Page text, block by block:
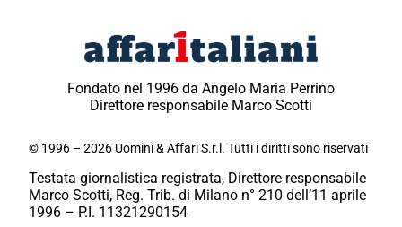
Fondato nel 1996 da Angelo Maria Perrino
Direttore responsabile Marco Scotti
© 1996 – 2026 Uomini & Affari S.r.l. Tutti i diritti sono riservati
Testata giornalistica registrata, Direttore responsabile
Marco Scotti, Reg. Trib. di Milano n° 210 dell’11 aprile
1996 – P.I. 11321290154